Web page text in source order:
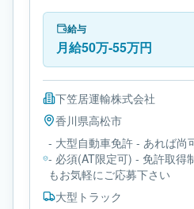
必要免許は- 大型自動車免許
給与
月給50万-55万円
下笠居運輸株式会社
香川県高松市
- 大型自動車免許 - あれば尚
- 必須(AT限定可) - 免許取得
もお気軽にご応募下さい
大型トラック